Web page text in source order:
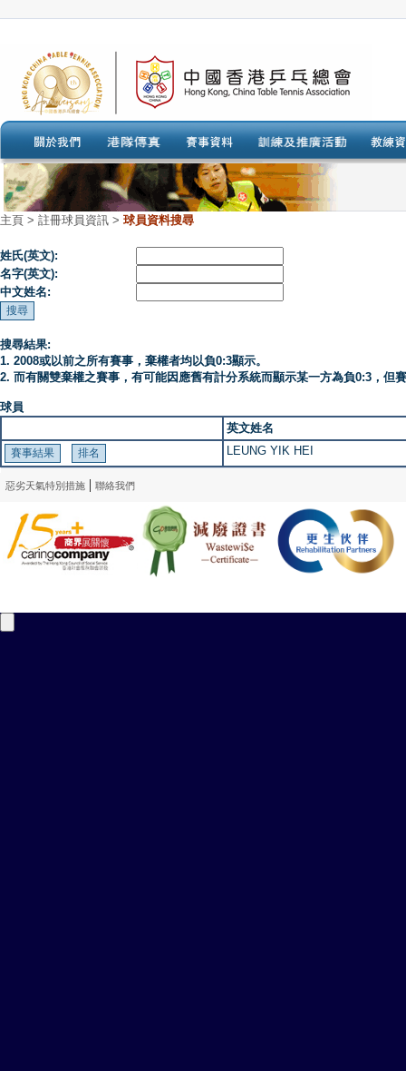
主頁 > 註冊球員資訊 > 球員資料搜尋
姓氏(英文):
名字(英文):
中文姓名:
搜尋結果:
1. 2008或以前之所有賽事，棄權者均以負0:3顯示。
2. 而有關雙棄權之賽事，有可能因應舊有計分系統而顯示某一方為負0:3，但
球員
英文姓名
LEUNG YIK HEI